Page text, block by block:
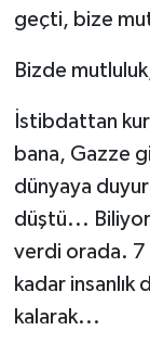
geçti, bize
Bizde
İstibdattan
bana, Gazze
dünyaya
düştü...
verdi orada. 7
kadar insanlık
kalarak...
YAŞAM